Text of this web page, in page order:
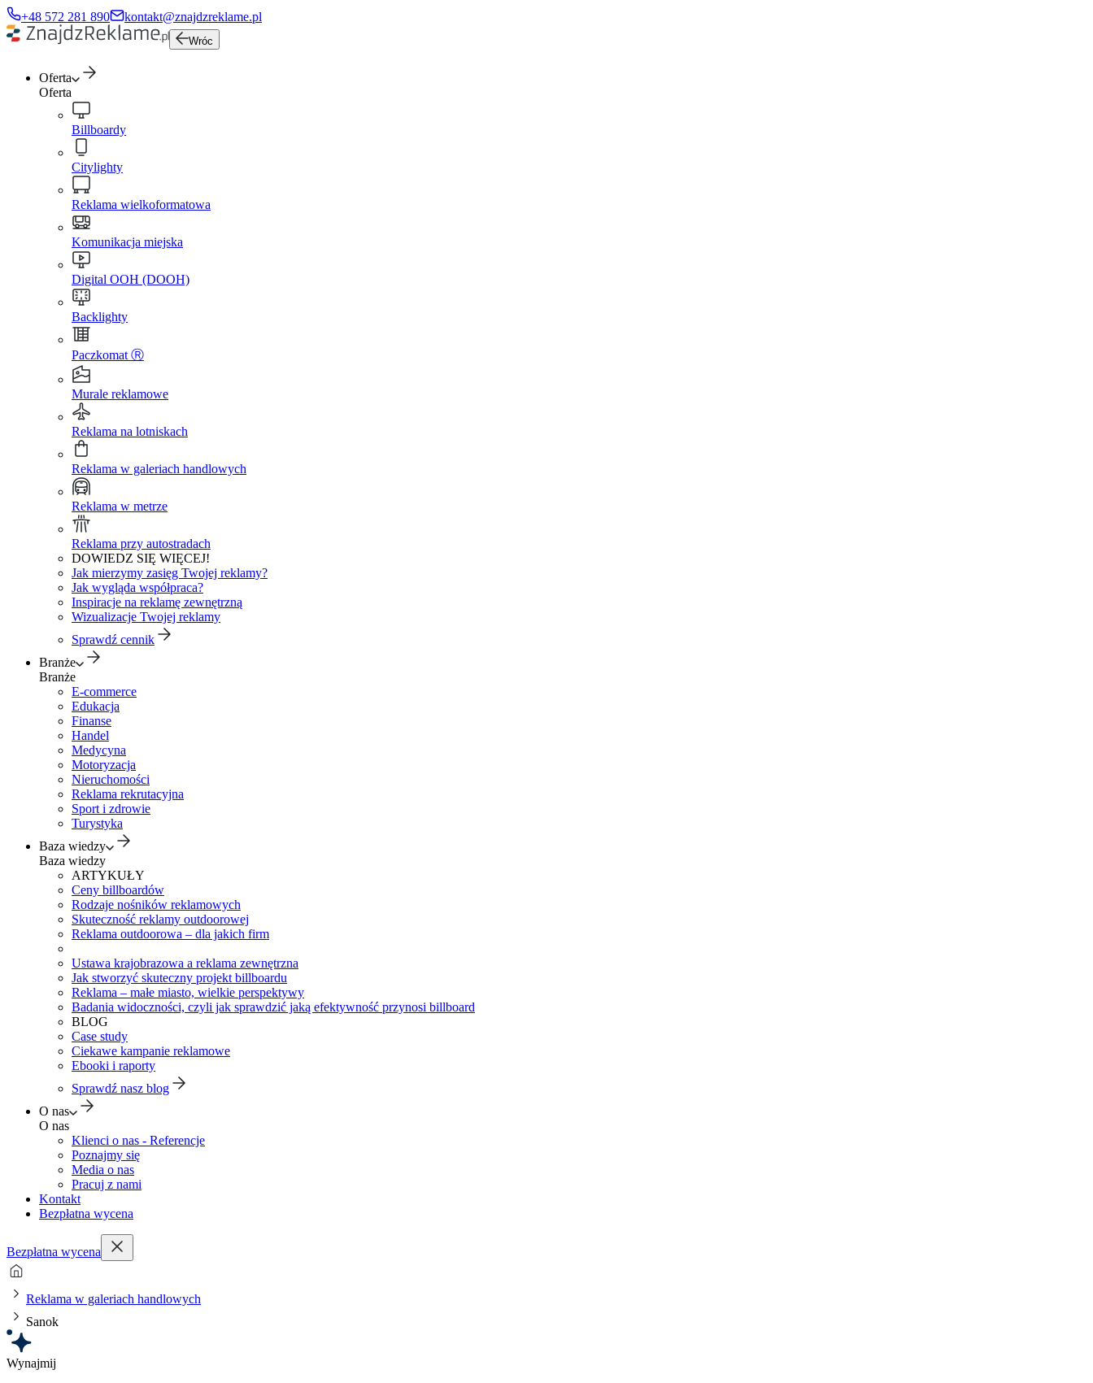
+48 572 281 890 kontakt@znajdzreklame.pl
Wróc
Oferta
Oferta
Billboardy
Citylighty
Reklama wielkoformatowa
Komunikacja miejska
Digital OOH (DOOH)
Backlighty
Paczkomat Ⓡ
Murale reklamowe
Reklama na lotniskach
Reklama w galeriach handlowych
Reklama w metrze
Reklama przy autostradach
DOWIEDZ SIĘ WIĘCEJ!
Jak mierzymy zasięg Twojej reklamy?
Jak wygląda współpraca?
Inspiracje na reklamę zewnętrzną
Wizualizacje Twojej reklamy
Sprawdź cennik
Branże
Branże
E-commerce
Edukacja
Finanse
Handel
Medycyna
Motoryzacja
Nieruchomości
Reklama rekrutacyjna
Sport i zdrowie
Turystyka
Baza wiedzy
Baza wiedzy
ARTYKUŁY
Ceny billboardów
Rodzaje nośników reklamowych
Skuteczność reklamy outdoorowej
Reklama outdoorowa – dla jakich firm
Ustawa krajobrazowa a reklama zewnętrzna
Jak stworzyć skuteczny projekt billboardu
Reklama – małe miasto, wielkie perspektywy
Badania widoczności, czyli jak sprawdzić jaką efektywność przynosi billboard
BLOG
Case study
Ciekawe kampanie reklamowe
Ebooki i raporty
Sprawdź nasz blog
O nas
O nas
Klienci o nas - Referencje
Poznajmy się
Media o nas
Pracuj z nami
Kontakt
Bezpłatna wycena
Bezpłatna wycena
Reklama w galeriach handlowych
Sanok
Wynajmij